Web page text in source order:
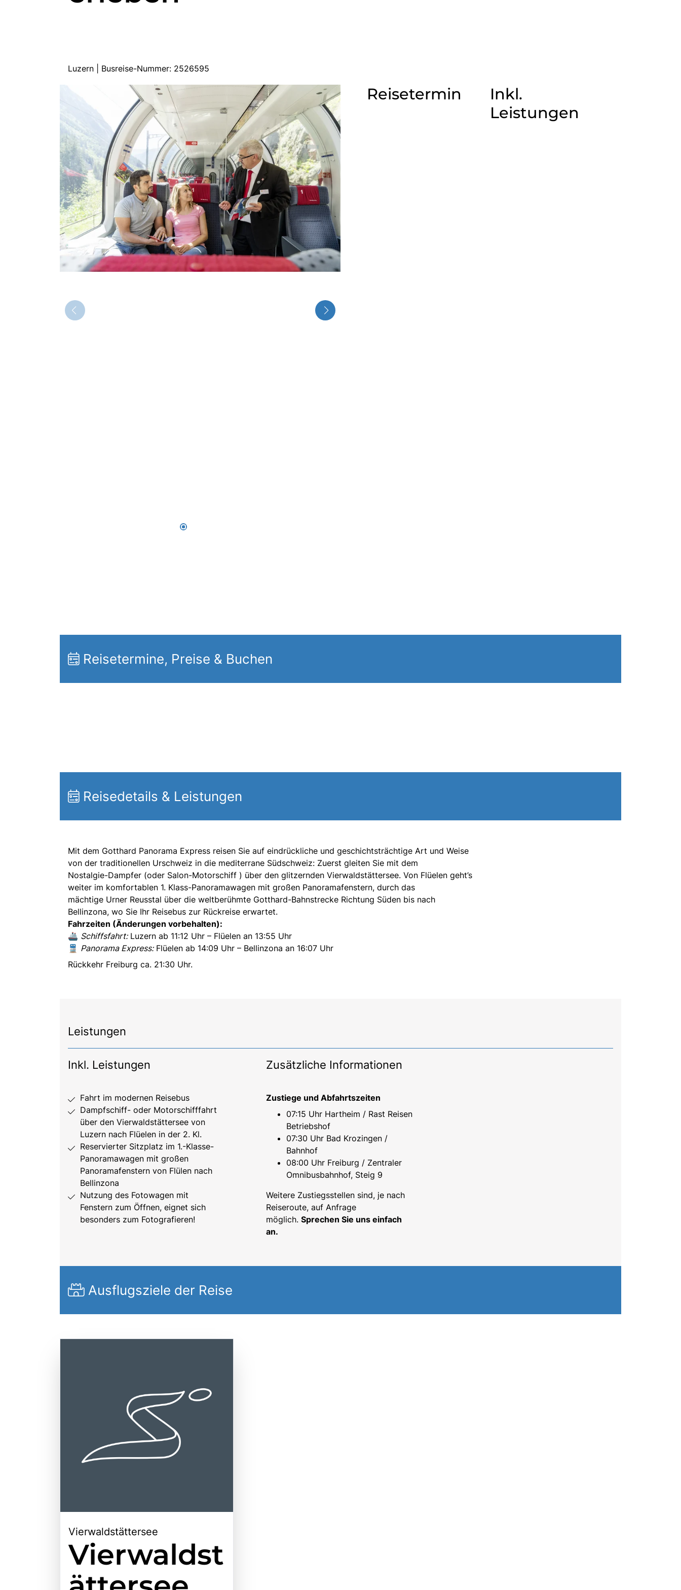
Luzern | Busreise-Nummer: 2526595
Reisetermin
Inkl.
Leistungen
Reisetermine, Preise & Buchen
Reisedetails & Leistungen
Mit dem Gotthard Panorama Express reisen Sie auf eindrückliche und geschichtsträchtige Art und Weise
von der traditionellen Urschweiz in die mediterrane Südschweiz: Zuerst gleiten Sie mit dem
Nostalgie-Dampfer (oder Salon-Motorschiff ) über den glitzernden Vierwaldstättersee. Von Flüelen geht’s
weiter im komfortablen 1. Klass-Panoramawagen mit großen Panoramafenstern, durch das
mächtige Urner Reusstal über die weltberühmte Gotthard-Bahnstrecke Richtung Süden bis nach
Bellinzona, wo Sie Ihr Reisebus zur Rückreise erwartet.
Fahrzeiten (Änderungen vorbehalten):
🚢 Schiffsfahrt:Luzern ab 11:12 Uhr – Flüelen an 13:55 Uhr
🚆 Panorama Express:Flüelen ab 14:09 Uhr – Bellinzona an 16:07 Uhr
Rückkehr Freiburg ca. 21:30 Uhr.
Leistungen
Inkl. Leistungen
Fahrt im modernen Reisebus
Dampfschiff- oder Motorschifffahrt
über den Vierwaldstättersee von
Luzern nach Flüelen in der 2. Kl.
Reservierter Sitzplatz im 1.-Klasse-
Panoramawagen mit großen
Panoramafenstern von Flülen nach
Bellinzona
Nutzung des Fotowagen mit
Fenstern zum Öffnen, eignet sich
besonders zum Fotografieren!
Zusätzliche Informationen
Zustiege und Abfahrtszeiten
07:15 Uhr Hartheim / Rast Reisen
Betriebshof
07:30 Uhr Bad Krozingen /
Bahnhof
08:00 Uhr Freiburg / Zentraler
Omnibusbahnhof, Steig 9
Weitere Zustiegsstellen sind, je nach
Reiseroute, auf Anfrage
möglich. Sprechen Sie uns einfach
an.
Ausflugsziele der Reise
Vierwaldstättersee
Vierwaldst